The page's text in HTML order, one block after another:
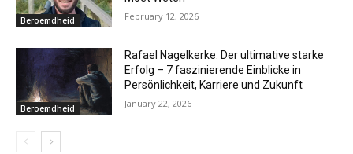
Beroemdheid February 12, 2026
Beroemdheid
Rafael Nagelkerke: Der ultimative starke
Erfolg – 7 faszinierende Einblicke in
Persönlichkeit, Karriere und Zukunft
January 22, 2026